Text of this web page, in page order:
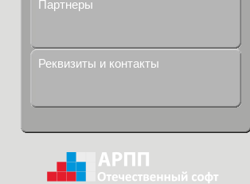
Партнеры
Реквизиты и контакты